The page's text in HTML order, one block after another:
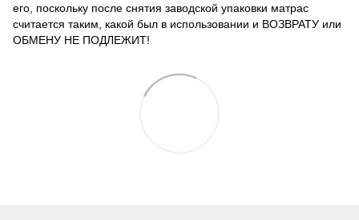
его, поскольку после снятия заводской упаковки матрас
считается таким, какой был в использовании и ВОЗВРАТУ или
ОБМЕНУ НЕ ПОДЛЕЖИТ!